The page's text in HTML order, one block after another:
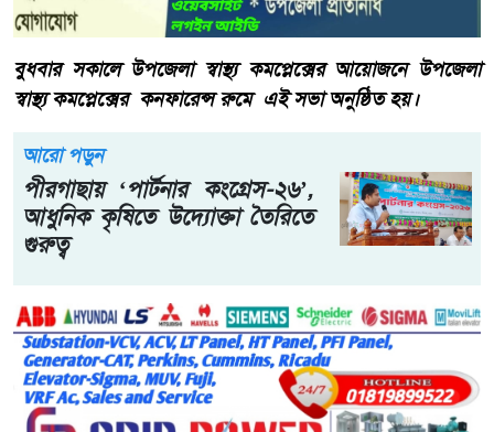
বুধবার সকালে উপজেলা স্বাস্থ্য কমপ্লেক্সের আয়োজনে উপজেলা
স্বাস্থ্য কমপ্লেক্সের কনফারেন্স রুমে এই সভা অনুষ্ঠিত হয়।
আরো পড়ুন
পীরগাছায় ‘পার্টনার কংগ্রেস-২৬’,
আধুনিক কৃষিতে উদ্যোক্তা তৈরিতে
গুরুত্ব